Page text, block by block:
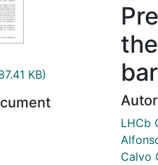
KB)
LHCb
Calvo